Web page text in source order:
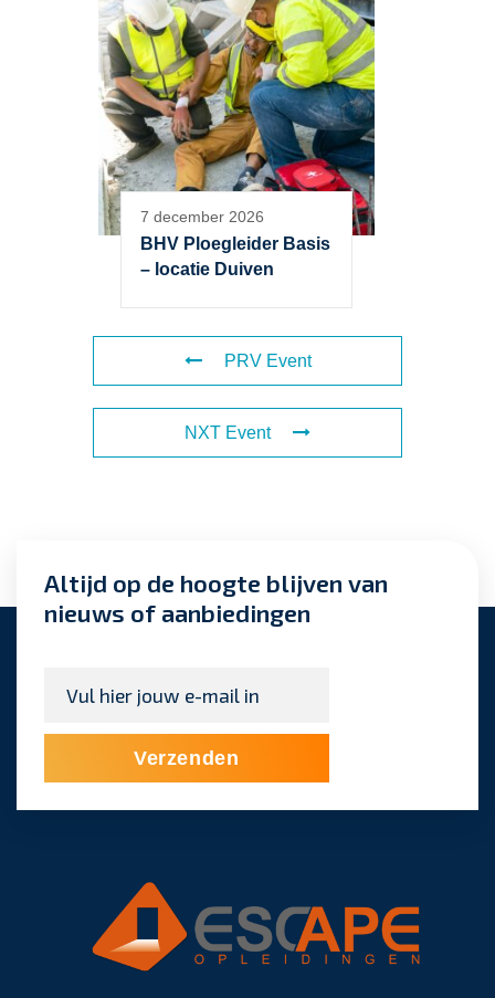
7 december 2026
BHV Ploegleider Basis
– locatie Duiven
PRV Event
NXT Event
Altijd op de hoogte blijven van
nieuws of aanbiedingen
mailadres*
Verzenden